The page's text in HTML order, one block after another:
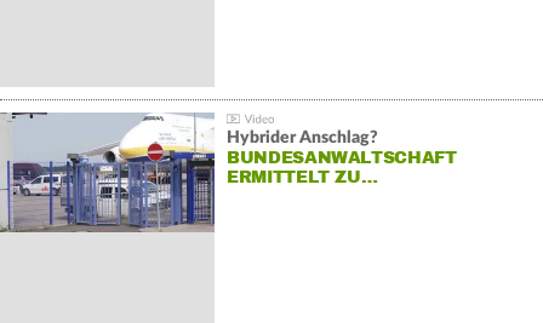
Hybrider Anschlag?
BUNDESANWALTSCHAFT
ERMITTELT ZU…